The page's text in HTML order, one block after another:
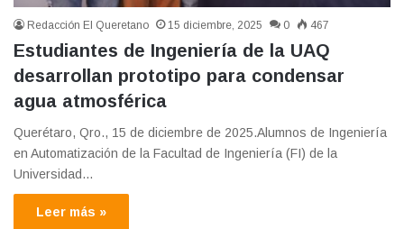
Redacción El Queretano 15 diciembre, 2025 0 467
Estudiantes de Ingeniería de la UAQ
desarrollan prototipo para condensar
agua atmosférica
Querétaro, Qro., 15 de diciembre de 2025.Alumnos de Ingeniería
en Automatización de la Facultad de Ingeniería (FI) de la
Universidad…
Leer más »